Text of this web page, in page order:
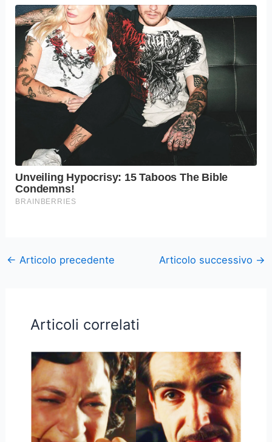
← Articolo precedente Articolo successivo →
Articoli correlati